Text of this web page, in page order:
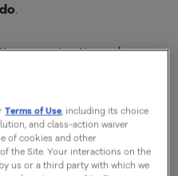
.
en varios tipos de
y mantenerse
Terms of Use, including its choice
and class-action waiver
of cookies and other
the Site. Your interactions on the
us or a third party with which we